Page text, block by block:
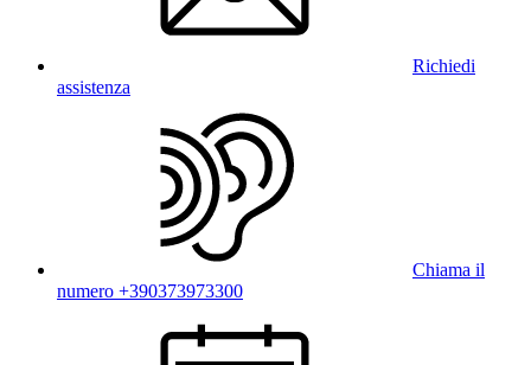
Richiedi
assistenza
Chiama il
numero +390373973300